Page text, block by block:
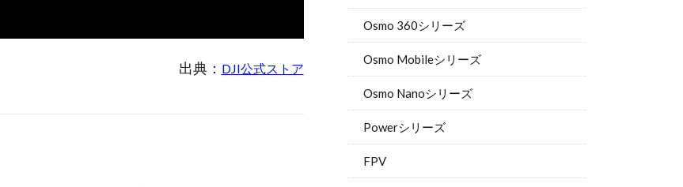
出典： DJI公式ストア
Osmo 360シリーズ
Osmo Mobileシリーズ
Osmo Nanoシリーズ
Powerシリーズ
FPV